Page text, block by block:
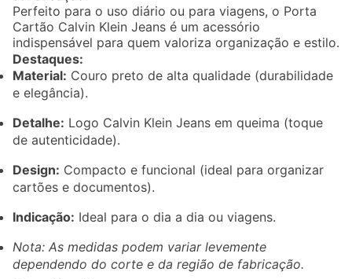
Perfeito para o uso diário ou para viagens, o Porta
Cartão Calvin Klein Jeans é um acessório
indispensável para quem valoriza organização e estilo.
Destaques:
Material: Couro preto de alta qualidade (durabilidade
e elegância).
Detalhe: Logo Calvin Klein Jeans em queima (toque
de autenticidade).
Design: Compacto e funcional (ideal para organizar
cartões e documentos).
Indicação: Ideal para o dia a dia ou viagens.
Nota: As medidas podem variar levemente
dependendo do corte e da região de fabricação.